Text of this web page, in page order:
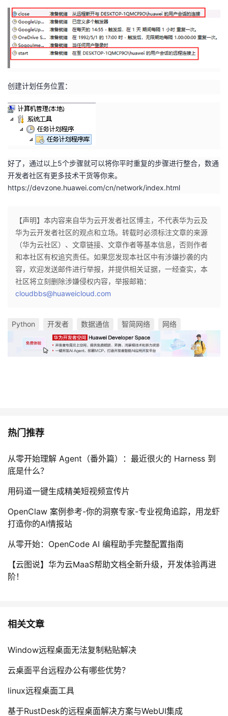
创建计划任务位置：
好了，通过以上5个步骤就可以将你平时重复的步骤进行整合，数通
开发者社区有更多技术干货等你来。
https://devzone.huawei.com/cn/network/index.html
【声明】本内容来自华为云开发者社区博主，不代表华为云及
华为云开发者社区的观点和立场。转载时必须标注文章的来源
（华为云社区）、文章链接、文章作者等基本信息，否则作者
和本社区有权追究责任。如果您发现本社区中有涉嫌抄袭的内
容，欢迎发送邮件进行举报，并提供相关证据，一经查实，本
社区将立刻删除涉嫌侵权内容，举报邮箱：
cloudbbs@huaweicloud.com
Python 开发者 数据通信 智简网络 网络
热门推荐
从零开始理解 Agent（番外篇）：最近很火的 Harness 到
底是什么？
用码道一键生成精美短视频宣传片
OpenClaw 案例参考-你的洞察专家-专业视角追踪，用龙虾
打造你的AI情报站
从零开始：OpenCode AI 编程助手完整配置指南
【云图说】华为云MaaS帮助文档全新升级，开发体验再进
阶！
相关文章
Window远程桌面无法复制粘贴解决
云桌面平台远程办公有哪些优势？
linux远程桌面工具
基于RustDesk的远程桌面解决方案与WebUI集成